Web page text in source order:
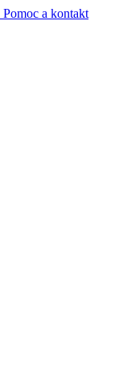
Pomoc a kontakt